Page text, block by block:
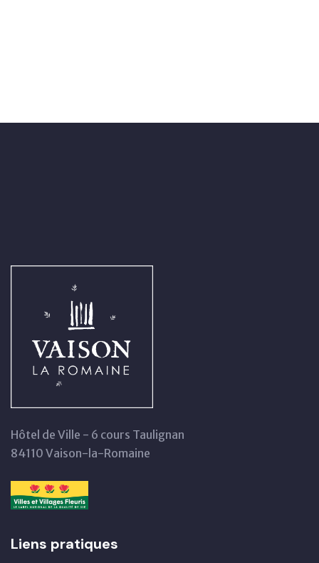
Hôtel de Ville - 6 cours Taulignan
84110 Vaison-la-Romaine
Liens pratiques